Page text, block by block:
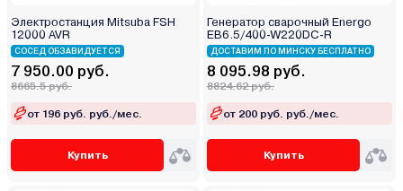
Электростанция Mitsuba FSH
12000 AVR
СОСЕД ОБЗАВИДУЕТСЯ
7 950.00 руб.
8665.5 руб.
от 196 руб. руб./мес.
Купить
Генератор сварочный Energo
EB6.5/400-W220DC-R
ДОСТАВИМ ПО МИНСКУ БЕСПЛАТНО
8 095.98 руб.
8824.62 руб.
от 200 руб. руб./мес.
Купить